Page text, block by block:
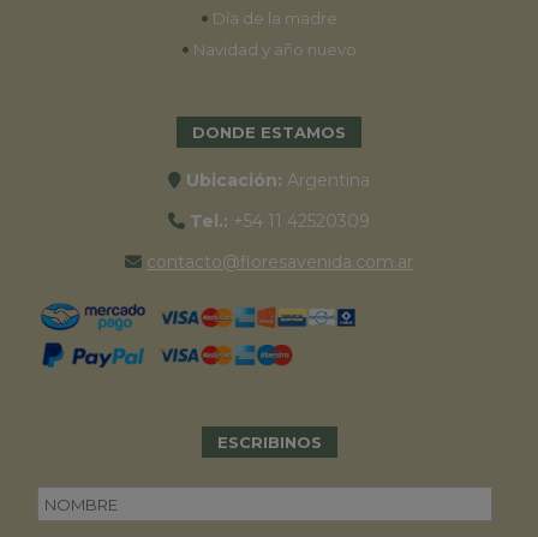
• Día de la madre
• Navidad y año nuevo
DONDE ESTAMOS
Ubicación: Argentina
Tel.: +54 11 42520309
contacto@floresavenida.com.ar
ESCRIBINOS